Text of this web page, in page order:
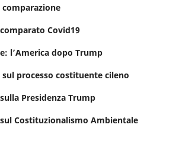
Covid19
l’America dopo Trump
processo costituente cileno
Presidenza Trump
Costituzionalismo Ambientale